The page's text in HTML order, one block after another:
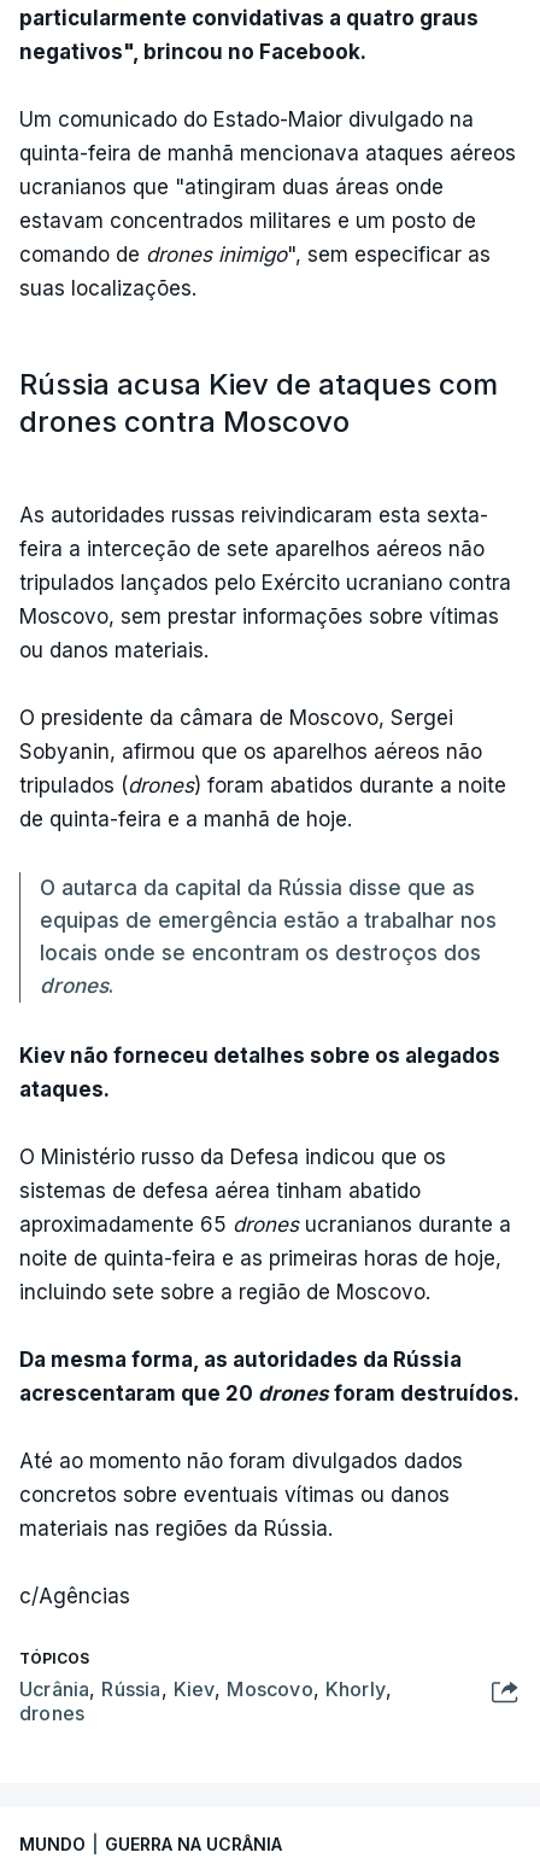
particularmente convidativas a quatro graus
negativos", brincou no Facebook.
Um comunicado do Estado-Maior divulgado na
quinta-feira de manhã mencionava ataques aéreos
ucranianos que "atingiram duas áreas onde
estavam concentrados militares e um posto de
comando de drones inimigo", sem especificar as
suas localizações.
Rússia acusa Kiev de ataques com
drones contra Moscovo
As autoridades russas reivindicaram esta sexta-
feira a interceção de sete aparelhos aéreos não
tripulados lançados pelo Exército ucraniano contra
Moscovo, sem prestar informações sobre vítimas
ou danos materiais.
O presidente da câmara de Moscovo, Sergei
Sobyanin, afirmou que os aparelhos aéreos não
tripulados (drones) foram abatidos durante a noite
de quinta-feira e a manhã de hoje.
O autarca da capital da Rússia disse que as
equipas de emergência estão a trabalhar nos
locais onde se encontram os destroços dos
drones.
Kiev não forneceu detalhes sobre os alegados
ataques.
O Ministério russo da Defesa indicou que os
sistemas de defesa aérea tinham abatido
aproximadamente 65 dronesucranianos durante a
noite de quinta-feira e as primeiras horas de hoje,
incluindo sete sobre a região de Moscovo.
Da mesma forma, as autoridades da Rússia
acrescentaram que 20 dronesforam destruídos.
Até ao momento não foram divulgados dados
concretos sobre eventuais vítimas ou danos
materiais nas regiões da Rússia.
c/Agências
TÓPICOS
Ucrânia, Rússia, Kiev, Moscovo, Khorly,
drones
MUNDO GUERRA NA UCRÂNIA